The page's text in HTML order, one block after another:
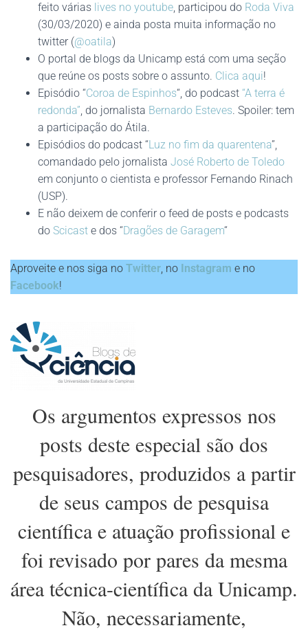
feito várias lives no youtube, participou do Roda Viva
(30/03/2020) e ainda posta muita informação no
twitter (@oatila)
O portal de blogs da Unicamp está com uma seção
que reúne os posts sobre o assunto. Clica aqui!
Episódio “Coroa de Espinhos“, do podcast “A terra é
redonda”, do jornalista Bernardo Esteves. Spoiler: tem
a participação do Átila.
Episódios do podcast “Luz no fim da quarentena”,
comandado pelo jornalista José Roberto de Toledo
em conjunto o cientista e professor Fernando Rinach
(USP).
E não deixem de conferir o feed de posts e podcasts
do Scicast e dos “Dragões de Garagem“
Aproveite e nos siga no Twitter, no Instagram e no
Facebook!
Os argumentos expressos nos
posts deste especial são dos
pesquisadores, produzidos a partir
de seus campos de pesquisa
científica e atuação profissional e
foi revisado por pares da mesma
área técnica-científica da Unicamp.
Não, necessariamente,